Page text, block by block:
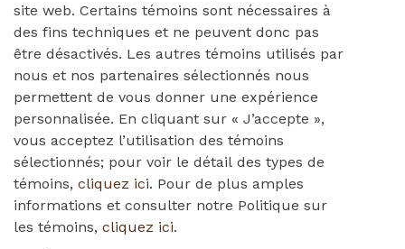
tbd
0,00 $
DÉTAILS
site web. Certains témoins sont nécessaires à
des fins techniques et ne peuvent donc pas
être désactivés. Les autres témoins utilisés par
nous et nos partenaires sélectionnés nous
permettent de vous donner une expérience
personnalisée. En cliquant sur « J’accepte »,
vous acceptez l’utilisation des témoins
sélectionnés; pour voir le détail des types de
témoins, cliquez ici. Pour de plus amples
informations et consulter notre Politique sur
les témoins, cliquez ici.